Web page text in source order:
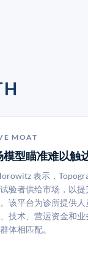
MOAT
模型瞄准难以触
表示，
验者供给市场，以
该平台为诊所提供
技术、营运资金和
体相匹配。